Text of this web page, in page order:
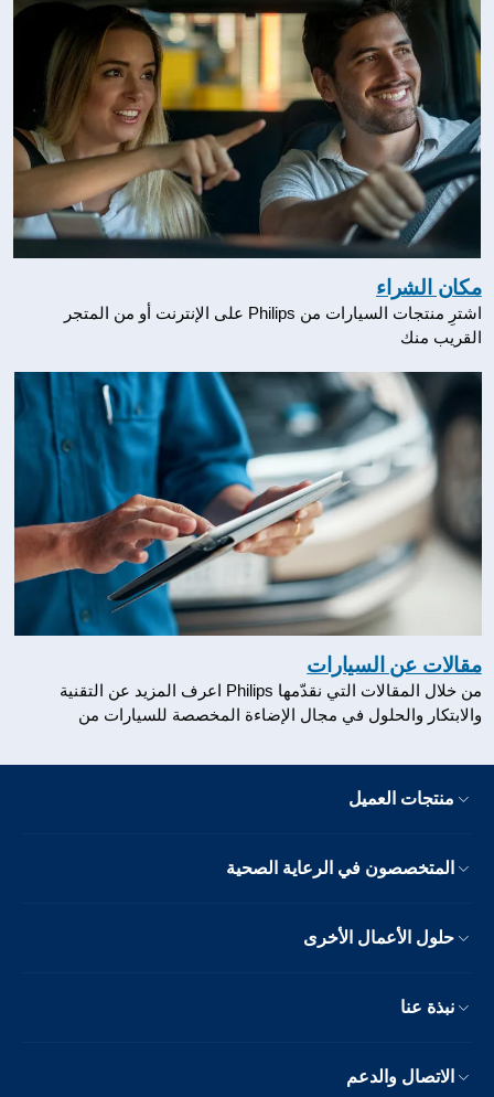
مكان الشراء
اشترِ منتجات السيارات من Philips على الإنترنت أو من المتجر
القريب منك
مقالات عن السيارات
من خلال المقالات التي نقدّمها Philips اعرف المزيد عن التقنية
والابتكار والحلول في مجال الإضاءة المخصصة للسيارات من
منتجات العميل
المتخصصون في الرعاية الصحية
حلول الأعمال الأخرى
نبذة عنا
الاتصال والدعم